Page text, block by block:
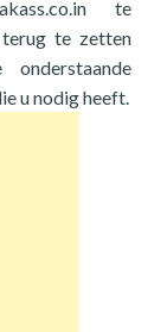
te
te zetten
u nodig heeft.